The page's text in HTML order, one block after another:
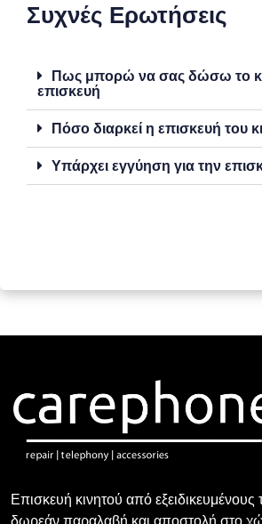
Συχνές Ερωτήσεις
Πως μπορώ να σας δώσω το
επισκευή
Πόσο διαρκεί η επισκευή του
Υπάρχει εγγύηση για την
Επισκευή κινητού από εξειδικευμένους